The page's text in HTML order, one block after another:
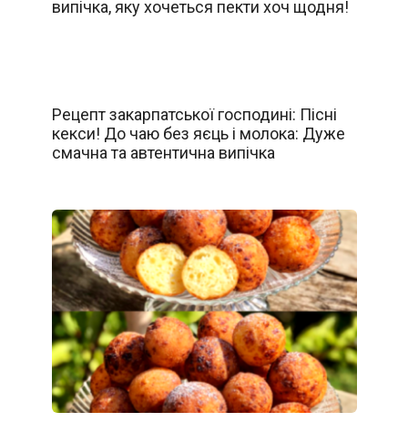
випічка, яку хочеться пекти хоч щодня!
Рецепт закарпатської господині: Пісні
кекси! До чаю без яєць і молока: Дуже
смачна та автентична випічка